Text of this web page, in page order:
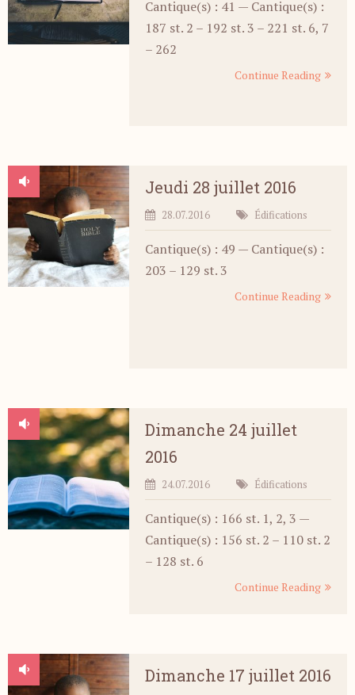
Cantique(s) : 41 — Cantique(s) :
187 st. 2 – 192 st. 3 – 221 st. 6, 7
– 262
Continue Reading
Jeudi 28 juillet 2016
28.07.2016 Édifications
Cantique(s) : 49 — Cantique(s) :
203 – 129 st. 3
Continue Reading
Dimanche 24 juillet
2016
24.07.2016 Édifications
Cantique(s) : 166 st. 1, 2, 3 —
Cantique(s) : 156 st. 2 – 110 st. 2
– 128 st. 6
Continue Reading
Dimanche 17 juillet 2016